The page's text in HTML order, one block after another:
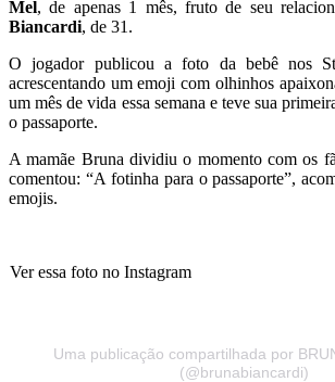
Mel, de apenas 1 mês, fruto de seu
Biancardi, de 31.
O jogador publicou a foto da bebê nos
acrescentando um emoji com olhinhos
um mês de vida essa semana e teve sua
o passaporte.
A mamãe Bruna dividiu o momento com os
comentou: “A fotinha para o passaporte”,
emojis.
Ver essa foto no Instagram
Uma publicação compartilhada por
(@brunabiancardi)